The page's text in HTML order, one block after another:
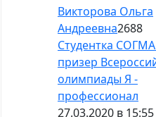
Викторова Ольга
Андреевна2688
Студентка
призер
олимпиады Я -
профессионал
27.03.2020 в 15:55